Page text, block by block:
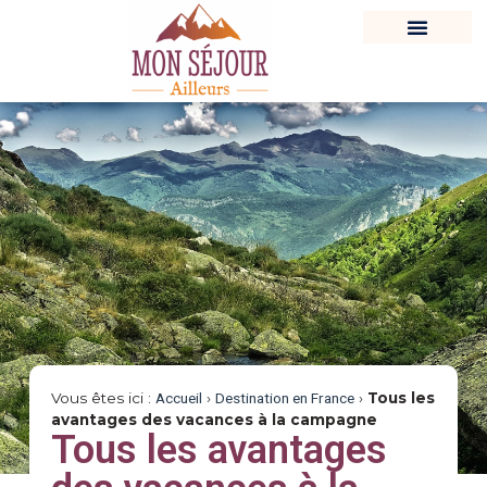
Vous êtes ici : Accueil › Destination en France› Tous les
avantages des vacances à la campagne
Tous les avantages